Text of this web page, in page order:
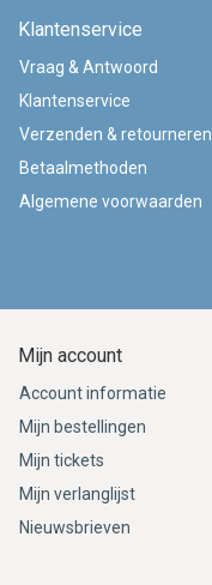
Klantenservice
Vraag & Antwoord
Klantenservice
Verzenden & retourneren
Betaalmethoden
Algemene voorwaarden
Mijn account
Account informatie
Mijn bestellingen
Mijn tickets
Mijn verlanglijst
Nieuwsbrieven